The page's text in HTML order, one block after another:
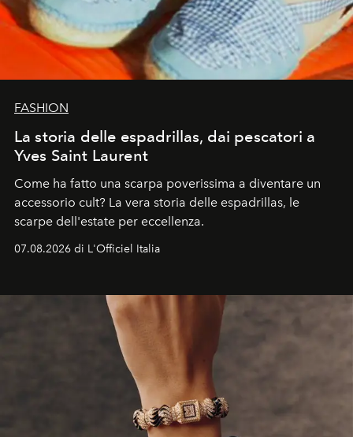
FASHION
La storia delle espadrillas, dai pescatori a
Yves Saint Laurent
Come ha fatto una scarpa poverissima a diventare un
accessorio cult? La vera storia delle espadrillas, le
scarpe dell'estate per eccellenza.
07.08.2026 di L'Officiel Italia